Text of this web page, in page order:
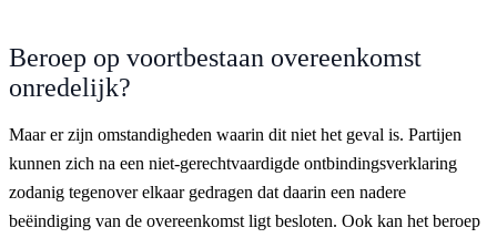
Beroep op voortbestaan overeenkomst
onredelijk?
Maar er zijn omstandigheden waarin dit niet het geval is. Partijen
kunnen zich na een niet-gerechtvaardigde ontbindingsverklaring
zodanig tegenover elkaar gedragen dat daarin een nadere
beëindiging van de overeenkomst ligt besloten. Ook kan het beroep